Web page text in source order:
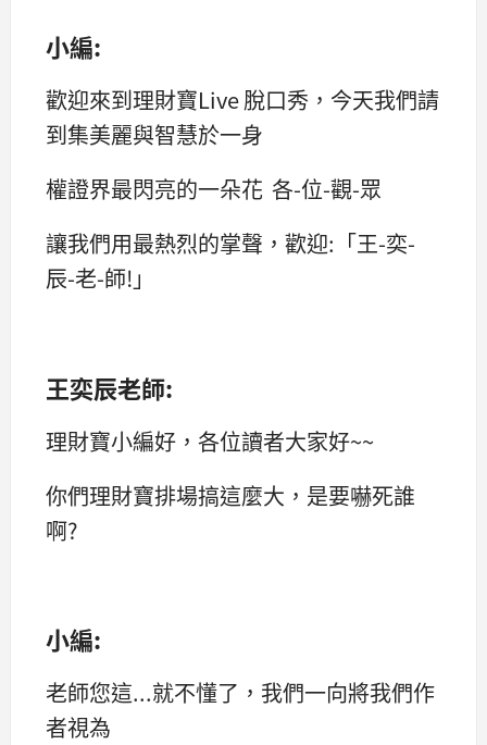
小編:
歡迎來到理財寶Live 脫口秀，今天我們請
到集美麗與智慧於一身
權證界最閃亮的一朵花 各-位-觀-眾
讓我們用最熱烈的掌聲，歡迎:「王-奕-
辰-老-師!」
王奕辰老師:
理財寶小編好，各位讀者大家好~~
你們理財寶排場搞這麼大，是要嚇死誰
啊?
小編:
老師您這...就不懂了，我們一向將我們作
者視為